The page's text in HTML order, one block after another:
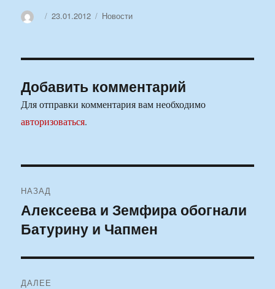
АвторОпубликовано
23.01.2012 Рубрики
Новости
Добавить комментарий
Для отправки комментария вам необходимо
авторизоваться.
по
записям
НАЗАД
Предыдущая
запись:
Алексеева и Земфира обогнали
Батурину и Чапмен
ДАЛЕЕ